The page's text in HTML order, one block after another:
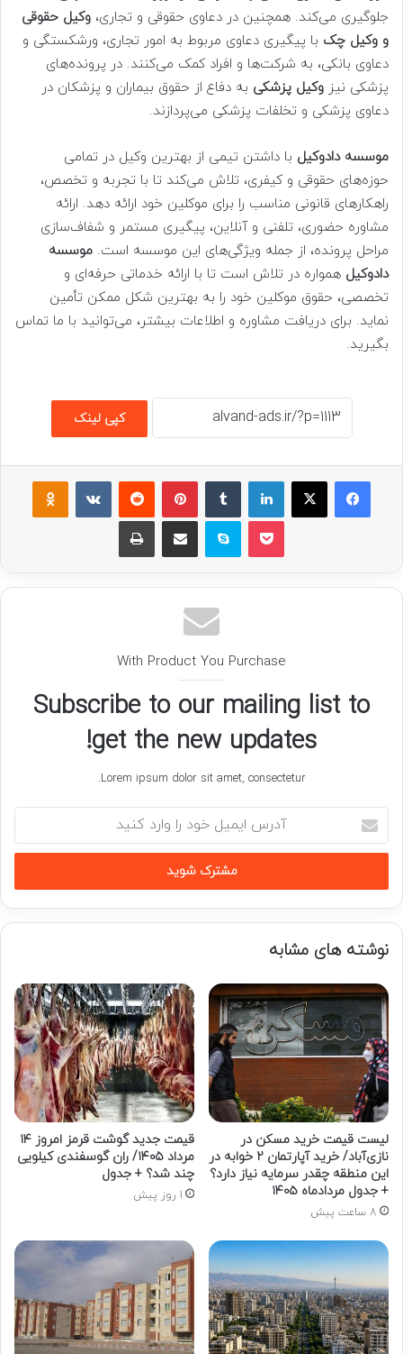
جلوگیری می‌کند. همچنین در دعاوی حقوقی و تجاری، وکیل حقوقی
و وکیل چک با پیگیری دعاوی مربوط به امور تجاری، ورشکستگی و
دعاوی بانکی، به شرکت‌ها و افراد کمک می‌کنند. در پرونده‌های
پزشکی نیز وکیل پزشکی به دفاع از حقوق بیماران و پزشکان در
دعاوی پزشکی و تخلفات پزشکی می‌پردازند.
موسسه دادوکیل با داشتن تیمی از بهترین وکیل‌ در تمامی
حوزه‌های حقوقی و کیفری، تلاش می‌کند تا با تجربه و تخصص،
راهکارهای قانونی مناسب را برای موکلین خود ارائه دهد. ارائه
مشاوره حضوری، تلفنی و آنلاین، پیگیری مستمر و شفاف‌سازی
مراحل پرونده، از جمله ویژگی‌های این موسسه است. موسسه
دادوکیل همواره در تلاش است تا با ارائه خدماتی حرفه‌ای و
تخصصی، حقوق موکلین خود را به بهترین شکل ممکن تأمین
نماید. برای دریافت مشاوره و اطلاعات بیشتر، می‌توانید با ما تماس
بگیرید.
کپی لینک
فیسبوکایکس لینکداینتامبلر پینتریستReddit
VKontakte
پاکت اسکایپ اشتراک گذاری با ایمیل چاپ
With Product You Purchase
Subscribe to our mailing list to
get the new updates!
Lorem ipsum dolor sit amet, consectetur.
آدرس
ایمیل
خود
وارد
کنید
نوشته های مشابه
لیست قیمت خرید مسکن در
نازی‌آباد/ خرید آپارتمان ۲ خوابه در
این منطقه چقدر سرمایه نیاز دارد؟
+ جدول مردادماه ۱۴۰۵
8 ساعت پیش
قیمت جدید گوشت قرمز امروز ۱۴
مرداد ۱۴۰۵/ ران گوسفندی کیلویی
چند شد؟ + جدول
1 روز پیش